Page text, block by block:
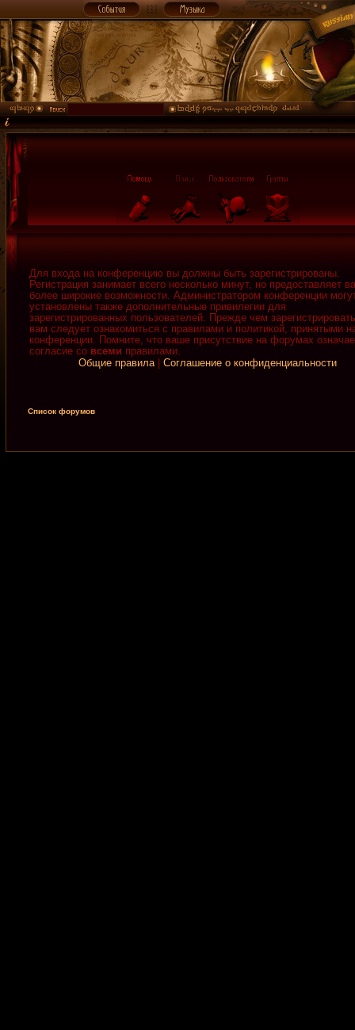
Для входа на конференцию вы должны быть зарегистрированы.
Регистрация занимает всего несколько минут, но предоставляет
более широкие возможности. Администратором конференции
установлены также дополнительные привилегии для
зарегистрированных пользователей. Прежде чем
вам следует ознакомиться с правилами и политикой, принятыми
конференции. Помните, что ваше присутствие на форумах
согласие со всеми правилами.
Общие правила| Соглашение о конфиденциальности
Список форумов